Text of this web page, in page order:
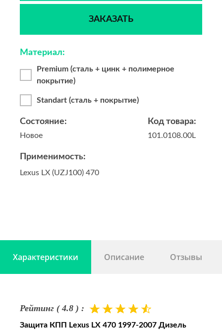
ЗАКАЗАТЬ
Код товара:
101.0108.00L
Состояние:
Новое
Материал:
Premium (сталь + цинк + полимерное
покрытие)
Standart (сталь + покрытие)
Применимость:
Lexus LX (UZJ100) 470
Характеристики Описание Отзывы
Рейтинг ( 4.8 ) :
Защита КПП Lexus LX 470 1997-2007 Дизель